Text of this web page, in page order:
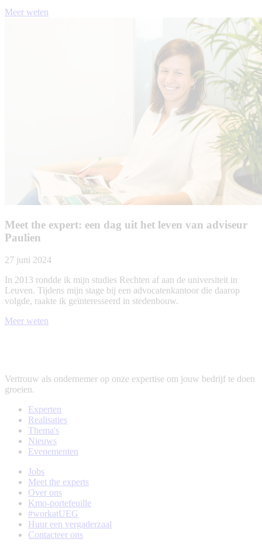
Meer weten
Meet the expert: een dag uit het leven van adviseur
Paulien
27 juni 2024
In 2013 rondde ik mijn studies Rechten af aan de universiteit in
Leuven. Tijdens mijn stage bij een advocatenkantoor die daarop
volgde, raakte ik geïnteresseerd in stedenbouw.
Meer weten
Vertrouw als ondernemer op onze expertise om jouw bedrijf te doen
groeien.
Experten
Realisaties
Thema's
Nieuws
Evenementen
Jobs
Meet the experts
Over ons
Kmo-portefeuille
#workatUEG
Huur een vergaderzaal
Contacteer ons